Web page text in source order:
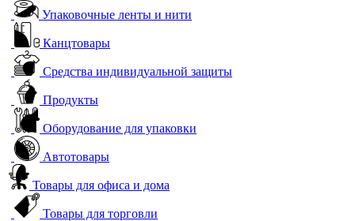
Упаковочные ленты и нити
Канцтовары
Средства индивидуальной защиты
Продукты
Оборудование для упаковки
Автотовары
Товары для офиса и дома
Товары для торговли